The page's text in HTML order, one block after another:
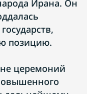
Ирана. Он
позицию.
церемоний